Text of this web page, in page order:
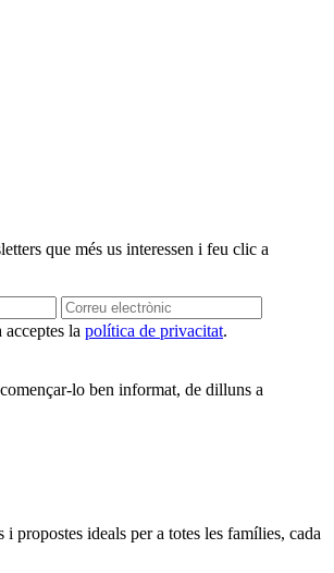
que més us interessen i feu clic a
la política de privacitat.
lo ben informat, de dilluns a
i propostes ideals per a totes les famílies, cada